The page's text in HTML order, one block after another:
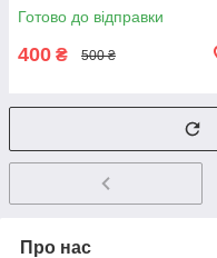
Готово до відправки
400 ₴ 500 ₴
Про нас